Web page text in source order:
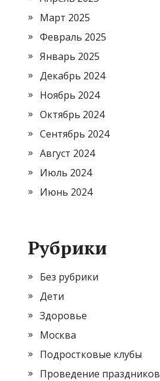
Март 2025
Февраль 2025
Январь 2025
Декабрь 2024
Ноябрь 2024
Октябрь 2024
Сентябрь 2024
Август 2024
Июль 2024
Июнь 2024
Рубрики
Без рубрики
Дети
Здоровье
Москва
Подростковые клубы
Проведение праздников